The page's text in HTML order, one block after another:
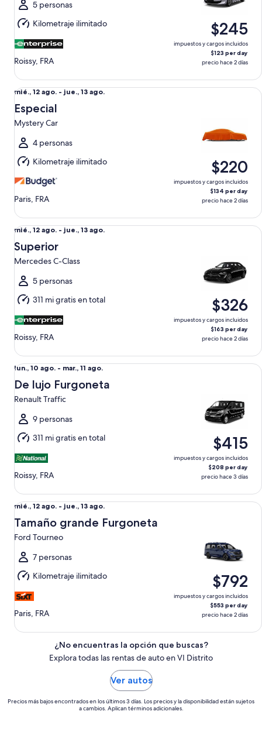
al
jue.,
13
ago.
5 personas
Kilometraje ilimitado
Roissy, FRA
$245
impuestos y cargos incluidos
$123 per day
precio hace 2 días
Del
mié.,
12
ago.
al
jue.,
13
ago.
mié., 12 ago. - jue., 13 ago.
Especial
Mystery Car
4 personas
Kilometraje ilimitado
Paris, FRA
$220
impuestos y cargos incluidos
$134 per day
precio hace 2 días
Especial Mystery Car
Del
mié.,
12
ago.
al
jue.,
13
ago.
mié., 12 ago. - jue., 13 ago.
Superior
Mercedes C-Class
5 personas
311 mi gratis en total
Roissy, FRA
$326
impuestos y cargos incluidos
$163 per day
precio hace 2 días
Superior Mercedes C-Class
Del
lun.,
10
ago.
al
mar.,
11
ago.
lun., 10 ago. - mar., 11 ago.
De lujo Furgoneta
Renault Traffic
9 personas
311 mi gratis en total
Roissy, FRA
$415
impuestos y cargos incluidos
$208 per day
precio hace 3 días
De lujo Furgoneta Renault Traffic
Del
mié.,
12
ago.
al
jue.,
13
ago.
mié., 12 ago. - jue., 13 ago.
Tamaño grande Furgoneta
Ford Tourneo
7 personas
Kilometraje ilimitado
Paris, FRA
$792
impuestos y cargos incluidos
$553 per day
precio hace 2 días
Tamaño grande Furgoneta Ford Tourneo
¿No encuentras la opción que buscas?
Explora todas las rentas de auto en VI Distrito
Ver autos
Precios más bajos encontrados en los últimos 3 días. Los precios y la disponibilidad están sujetos
a cambios. Aplican términos adicionales.